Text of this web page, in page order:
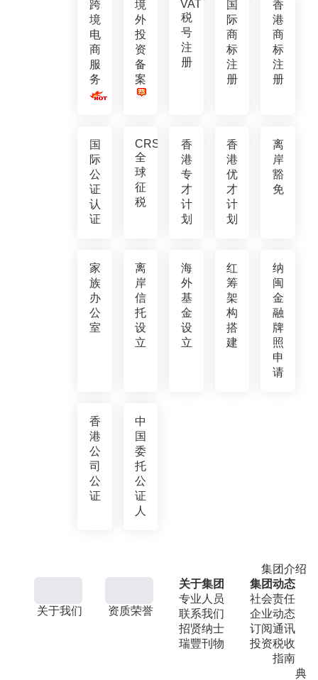
跨
境
电
商
服
务
境
外
投
资
备
案
VAT
税
号
注
册
国
际
商
标
注
册
香
港
商
标
注
册
国
际
公
证
认
证
CRS
全
球
征
税
香
港
专
才
计
划
香
港
优
才
计
划
离
岸
豁
免
家
族
办
公
室
离
岸
信
托
设
立
海
外
基
金
设
立
红
筹
架
构
搭
建
纳
闽
金
融
牌
照
申
请
香
港
公
司
公
证
中
国
委
托
公
证
人
集团介绍
关于我们 资质荣誉
关于集团
专业人员
联系我们
招贤纳士
瑞豐刊物
集团动态
社会责任
企业动态
订阅通讯
投资税收
指南
典